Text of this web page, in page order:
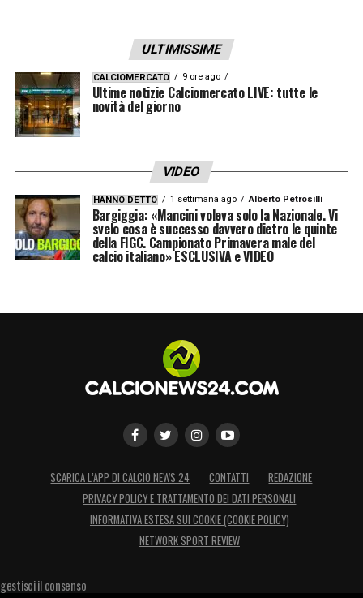
ULTIMISSIME
CALCIOMERCATO 9 ore ago
Ultime notizie Calciomercato LIVE: tutte le
novità del giorno
VIDEO
HANNO DETTO 1 settimana ago Alberto Petrosilli
Bargiggia: «Mancini voleva solo la Nazionale. Vi
svelo cosa è successo davvero dietro le quinte
della FIGC. Campionato Primavera male del
calcio italiano» ESCLUSIVA e VIDEO
SCARICA L’APP DI CALCIO NEWS 24 CONTATTI
REDAZIONE
PRIVACY POLICY E TRATTAMENTO DEI DATI PERSONALI
INFORMATIVA ESTESA SUI COOKIE (COOKIE POLICY)
NETWORK SPORT REVIEW
gestisci il consenso